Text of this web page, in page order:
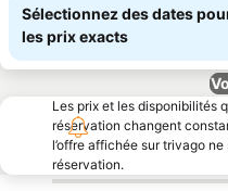
Sélectionnez des dates
les prix exacts
Les prix et les disponibilités
réservation changent
l’offre affichée sur trivago
réservation.